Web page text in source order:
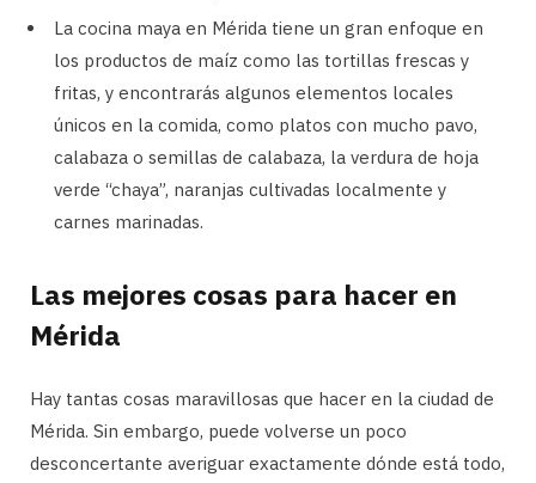
La cocina maya en Mérida tiene un gran enfoque en
los productos de maíz como las tortillas frescas y
fritas, y encontrarás algunos elementos locales
únicos en la comida, como platos con mucho pavo,
calabaza o semillas de calabaza, la verdura de hoja
verde “chaya”, naranjas cultivadas localmente y
carnes marinadas.
Las mejores cosas para hacer en
Mérida
Hay tantas cosas maravillosas que hacer en la ciudad de
Mérida. Sin embargo, puede volverse un poco
desconcertante averiguar exactamente dónde está todo,